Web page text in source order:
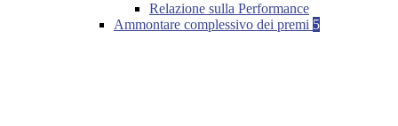
Relazione sulla Performance
Ammontare complessivo dei premi 5